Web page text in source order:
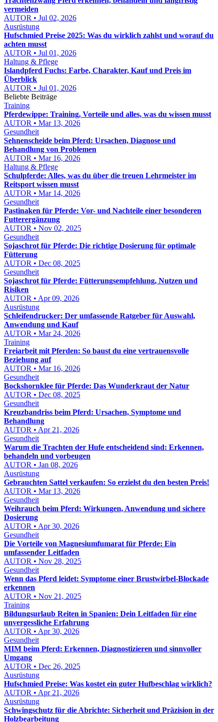
vermeiden
AUTOR • Jul 02, 2026
Ausrüstung
Hufschmied Preise 2025: Was du wirklich zahlst und worauf du
achten musst
AUTOR • Jul 01, 2026
Haltung & Pflege
Islandpferd Fuchs: Farbe, Charakter, Kauf und Preis im
Überblick
AUTOR • Jul 01, 2026
Beliebte Beiträge
Training
Pferdewippe: Training, Vorteile und alles, was du wissen musst
AUTOR • Mar 13, 2026
Gesundheit
Sehnenscheide beim Pferd: Ursachen, Diagnose und
Behandlung von Problemen
AUTOR • Mar 16, 2026
Haltung & Pflege
Schulpferde: Alles, was du über die treuen Lehrmeister im
Reitsport wissen musst
AUTOR • Mar 14, 2026
Gesundheit
Pastinaken für Pferde: Vor- und Nachteile einer besonderen
Futterergänzung
AUTOR • Nov 02, 2025
Gesundheit
Sojaschrot für Pferde: Die richtige Dosierung für optimale
Fütterung
AUTOR • Dec 08, 2025
Gesundheit
Sojaschrot für Pferde: Fütterungsempfehlung, Nutzen und
Risiken
AUTOR • Apr 09, 2026
Ausrüstung
Schleifendrucker: Der umfassende Ratgeber für Auswahl,
Anwendung und Kauf
AUTOR • Mar 24, 2026
Training
Freiarbeit mit Pferden: So baust du eine vertrauensvolle
Beziehung auf
AUTOR • Mar 16, 2026
Gesundheit
Bockshornklee für Pferde: Das Wunderkraut der Natur
AUTOR • Dec 08, 2025
Gesundheit
Kreuzbandriss beim Pferd: Ursachen, Symptome und
Behandlung
AUTOR • Apr 21, 2026
Gesundheit
Warum die Trachten der Hufe entscheidend sind: Erkennen,
behandeln und vorbeugen
AUTOR • Jan 08, 2026
Ausrüstung
Gebrauchten Sattel verkaufen: So erzielst du den besten Preis!
AUTOR • Mar 13, 2026
Gesundheit
Weihrauch beim Pferd: Wirkungen, Anwendung und sichere
Dosierung
AUTOR • Apr 30, 2026
Gesundheit
Die Vorteile von Magnesiumfumarat für Pferde: Ein
umfassender Leitfaden
AUTOR • Nov 28, 2025
Gesundheit
Wenn das Pferd leidet: Symptome einer Brustwirbel-Blockade
erkennen
AUTOR • Nov 21, 2025
Training
Bildungsurlaub Reiten in Spanien: Dein Leitfaden für eine
unvergessliche Erfahrung
AUTOR • Apr 30, 2026
Gesundheit
MIM beim Pferd: Erkennen, Diagnostizieren und sinnvoller
Umgang
AUTOR • Dec 26, 2025
Ausrüstung
Hufschmied Preise: Was kostet ein guter Hufbeschlag wirklich?
AUTOR • Apr 21, 2026
Ausrüstung
Schwingschutz für die Abrichte: Sicherheit und Präzision in der
Holzbearbeitung